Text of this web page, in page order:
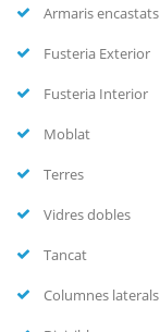
Armaris encastats
Fusteria Exterior
Fusteria Interior
Moblat
Terres
Vidres dobles
Tancat
Columnes laterals